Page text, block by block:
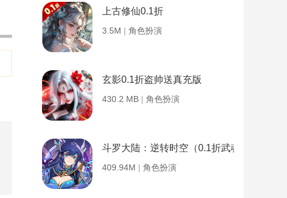
上古修仙0.1折
3.5M | 角色扮演
玄影0.1折盗帅送真充版
430.2 MB | 角色扮演
斗罗大陆：逆转时空（0.1折武魂觉醒）
409.94M | 角色扮演